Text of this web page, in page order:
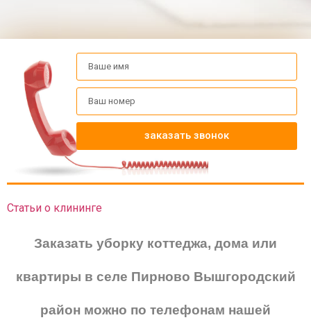
заказать звонок
Статьи о клининге
Заказать уборку коттеджа, дома или
квартиры в селе Пирново Вышгородский
район можно по телефонам нашей